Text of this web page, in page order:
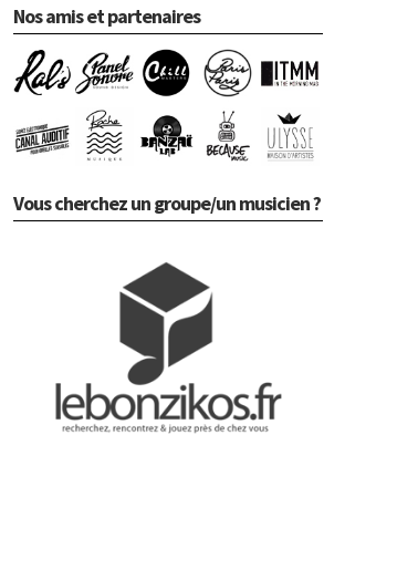
Nos amis et partenaires
Vous cherchez un groupe/un musicien ?